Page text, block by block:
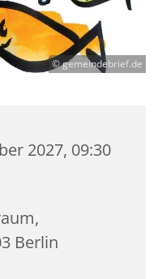
© gemeindebrief.de
2027, 09:30
Berlin